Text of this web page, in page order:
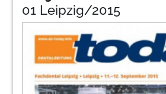
01 Leipzig/2015